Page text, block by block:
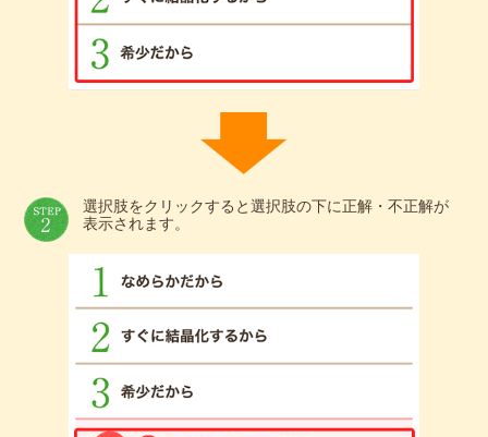
選択肢をクリックすると選択肢の下に正解・不正解が
表示されます。